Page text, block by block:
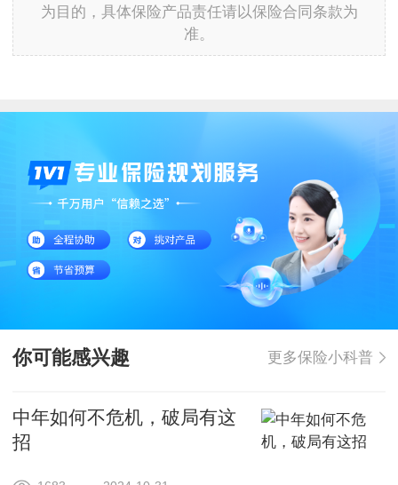
为目的，具体保险产品责任请以保险合同条款为
准。
你可能感兴趣 更多保险小科普
中年如何不危机，破局有这
招